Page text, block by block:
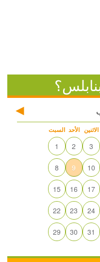
السبت الأحد الاثنين
1 2 3
8 9 10
15 16 17
22 23 24
29 30 31